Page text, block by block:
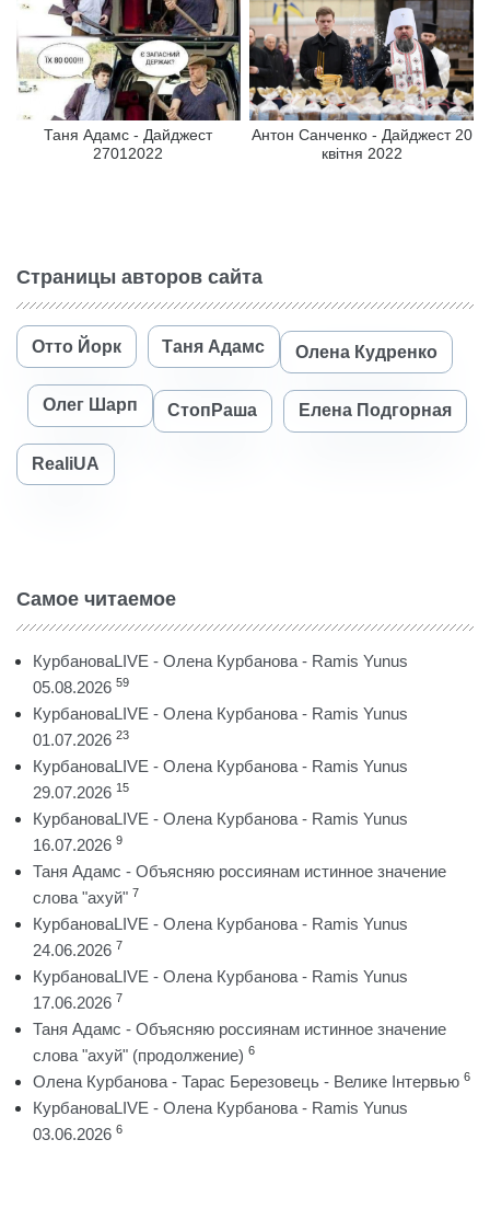
Таня Адамс - Дайджест
27012022
Антон Санченко - Дайджест 20
квітня 2022
Страницы авторов сайта
Отто Йорк Таня Адамс Олена Кудренко
Олег Шарп СтопРаша Елена Подгорная
RealiUA
Самое читаемое
КурбановаLIVE - Олена Курбанова - Ramis Yunus
05.08.2026 59
КурбановаLIVE - Олена Курбанова - Ramis Yunus
01.07.2026 23
КурбановаLIVE - Олена Курбанова - Ramis Yunus
29.07.2026 15
КурбановаLIVE - Олена Курбанова - Ramis Yunus
16.07.2026 9
Таня Адамс - Объясняю россиянам истинное значение
слова "ахуй" 7
КурбановаLIVE - Олена Курбанова - Ramis Yunus
24.06.2026 7
КурбановаLIVE - Олена Курбанова - Ramis Yunus
17.06.2026 7
Таня Адамс - Объясняю россиянам истинное значение
слова "ахуй" (продолжение) 6
Олена Курбанова - Тарас Березовець - Велике Інтервью 6
КурбановаLIVE - Олена Курбанова - Ramis Yunus
03.06.2026 6